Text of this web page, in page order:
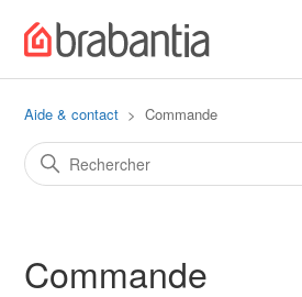
Aide & contact Commande
Commande